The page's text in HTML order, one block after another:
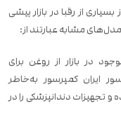
کمپرسور از بسیاری از رقبا در بازار پیشی
مشابه عبارتند از:
در بازار از روغن برای
ایران کمپرسور به‌خاطر
تجهیزات دندانپزشکی را در